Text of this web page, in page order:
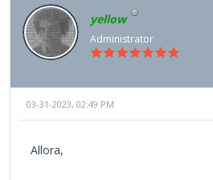
yellow
Administrator
03-31-2023, 02:49 PM
Allora,